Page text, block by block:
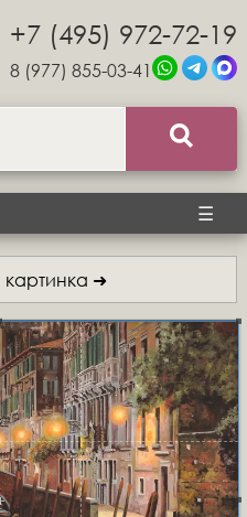
+7 (495) 972-72-19
8 (977) 855-03-41
☰
➜